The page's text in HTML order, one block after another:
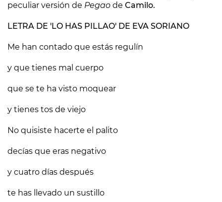
peculiar versión de Pegao de Camilo.
LETRA DE 'LO HAS PILLAO' DE EVA SORIANO
Me han contado que estás regulín
y que tienes mal cuerpo
que se te ha visto moquear
y tienes tos de viejo
No quisiste hacerte el palito
decías que eras negativo
y cuatro días después
te has llevado un sustillo